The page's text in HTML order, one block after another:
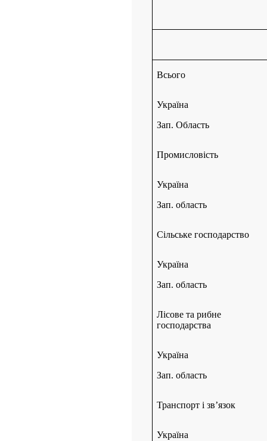
Всього
Україна
Зап. Область
Промисловість
Україна
Зап. область
Сільське господарство
Україна
Зап. область
Лісове та рибне
господарства
Україна
Зап. область
Транспорт і зв’язок
Україна